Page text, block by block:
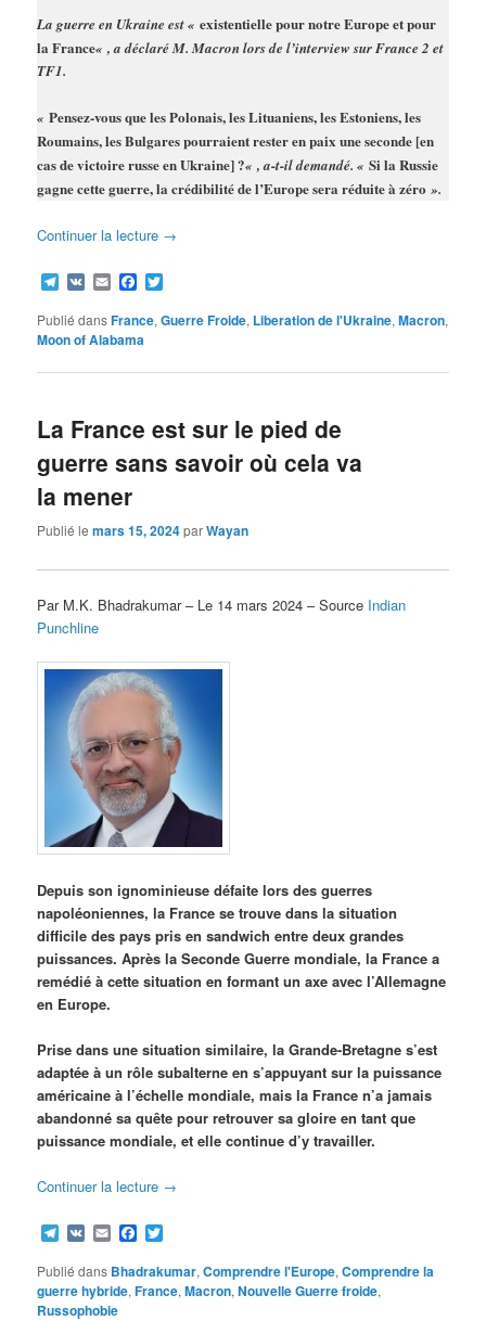
La guerre en Ukraine est «existentielle pour notre Europe et pour
la France« , a déclaré M. Macron lors de l’interview sur France 2 et
TF1.
«Pensez-vous que les Polonais, les Lituaniens, les Estoniens, les
Roumains, les Bulgares pourraient rester en paix une seconde [en
cas de victoire russe en Ukraine] ?« , a-t-il demandé. «Si la Russie
gagne cette guerre, la crédibilité de l’Europe sera réduite à zéro ».
Continuer la lecture →
Telegram
VK EmailFacebook
Publié dansFrance,Guerre Froide, Liberation de l'Ukraine,Macron,
Moon of Alabama
La France est sur le pied de
guerre sans savoir où cela va
la mener
Publié lemars 15, 2024parWayan
Par M.K. Bhadrakumar – Le 14 mars 2024 – Source Indian
Punchline
Depuis son ignominieuse défaite lors des guerres
napoléoniennes, la France se trouve dans la situation
difficile des pays pris en sandwich entre deux grandes
puissances. Après la Seconde Guerre mondiale, la France a
remédié à cette situation en formant un axe avec l’Allemagne
en Europe.
Prise dans une situation similaire, la Grande-Bretagne s’est
adaptée à un rôle subalterne en s’appuyant sur la puissance
américaine à l’échelle mondiale, mais la France n’a jamais
abandonné sa quête pour retrouver sa gloire en tant que
puissance mondiale, et elle continue d’y travailler.
Continuer la lecture →
Telegram
VK EmailFacebook
Publié dans Bhadrakumar,Comprendre l'Europe,Comprendre la
guerre hybride,France,Macron,Nouvelle Guerre froide,
Russophobie